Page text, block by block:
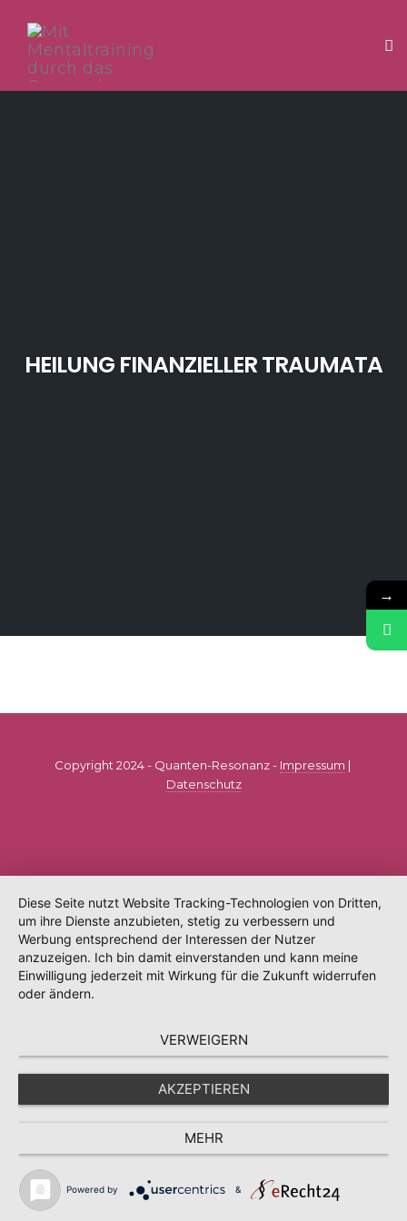
HEILUNG FINANZIELLER TRAUMATA
Copyright 2024 - Quanten-Resonanz - Impressum |
Datenschutz
→
Diese Seite nutzt Website Tracking-Technologien von Dritten,
um ihre Dienste anzubieten, stetig zu verbessern und
Werbung entsprechend der Interessen der Nutzer
anzuzeigen. Ich bin damit einverstanden und kann meine
Einwilligung jederzeit mit Wirkung für die Zukunft widerrufen
oder ändern.
VERWEIGERN
AKZEPTIEREN
MEHR
Powered by &